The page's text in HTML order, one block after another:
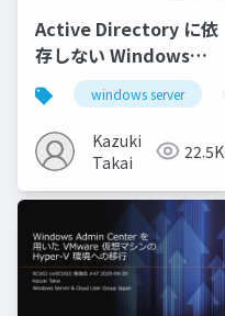
Active Directory に依
存しない Windows
Server Failover
Clustering
windows server
Kazuki
Takai
22.5K